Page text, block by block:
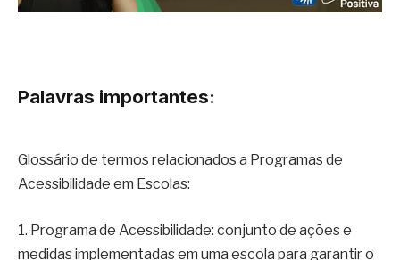
Palavras importantes:
Glossário de termos relacionados a Programas de
Acessibilidade em Escolas:
1. Programa de Acessibilidade: conjunto de ações e
medidas implementadas em uma escola para garantir o